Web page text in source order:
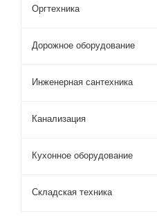
Оргтехника
Дорожное оборудование
Инженерная сантехника
Канализация
Кухонное оборудование
Складская техника